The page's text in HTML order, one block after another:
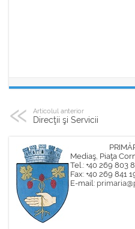
Articolul anterior
Direcţii şi Servicii
Mediaş, Piaţa
Tel.: +40 269 803
Fax: +40 269 841
E-mail: